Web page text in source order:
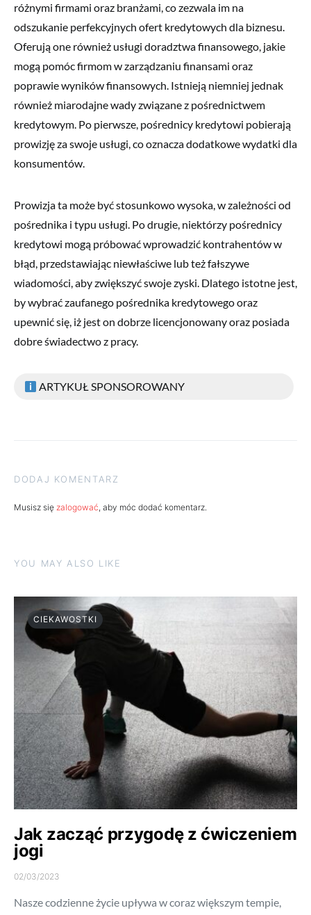
różnymi firmami oraz branżami, co zezwala im na
odszukanie perfekcyjnych ofert kredytowych dla biznesu.
Oferują one również usługi doradztwa finansowego, jakie
mogą pomóc firmom w zarządzaniu finansami oraz
poprawie wyników finansowych. Istnieją niemniej jednak
również miarodajne wady związane z pośrednictwem
kredytowym. Po pierwsze, pośrednicy kredytowi pobierają
prowizję za swoje usługi, co oznacza dodatkowe wydatki dla
konsumentów.
Prowizja ta może być stosunkowo wysoka, w zależności od
pośrednika i typu usługi. Po drugie, niektórzy pośrednicy
kredytowi mogą próbować wprowadzić kontrahentów w
błąd, przedstawiając niewłaściwe lub też fałszywe
wiadomości, aby zwiększyć swoje zyski. Dlatego istotne jest,
by wybrać zaufanego pośrednika kredytowego oraz
upewnić się, iż jest on dobrze licencjonowany oraz posiada
dobre świadectwo z pracy.
ARTYKUŁ SPONSOROWANY
DODAJ KOMENTARZ
Musisz się zalogować, aby móc dodać komentarz.
YOU MAY ALSO LIKE
CIEKAWOSTKI
Jak zacząć przygodę z ćwiczeniem
jogi
02/03/2023
Nasze codzienne życie upływa w coraz większym tempie,